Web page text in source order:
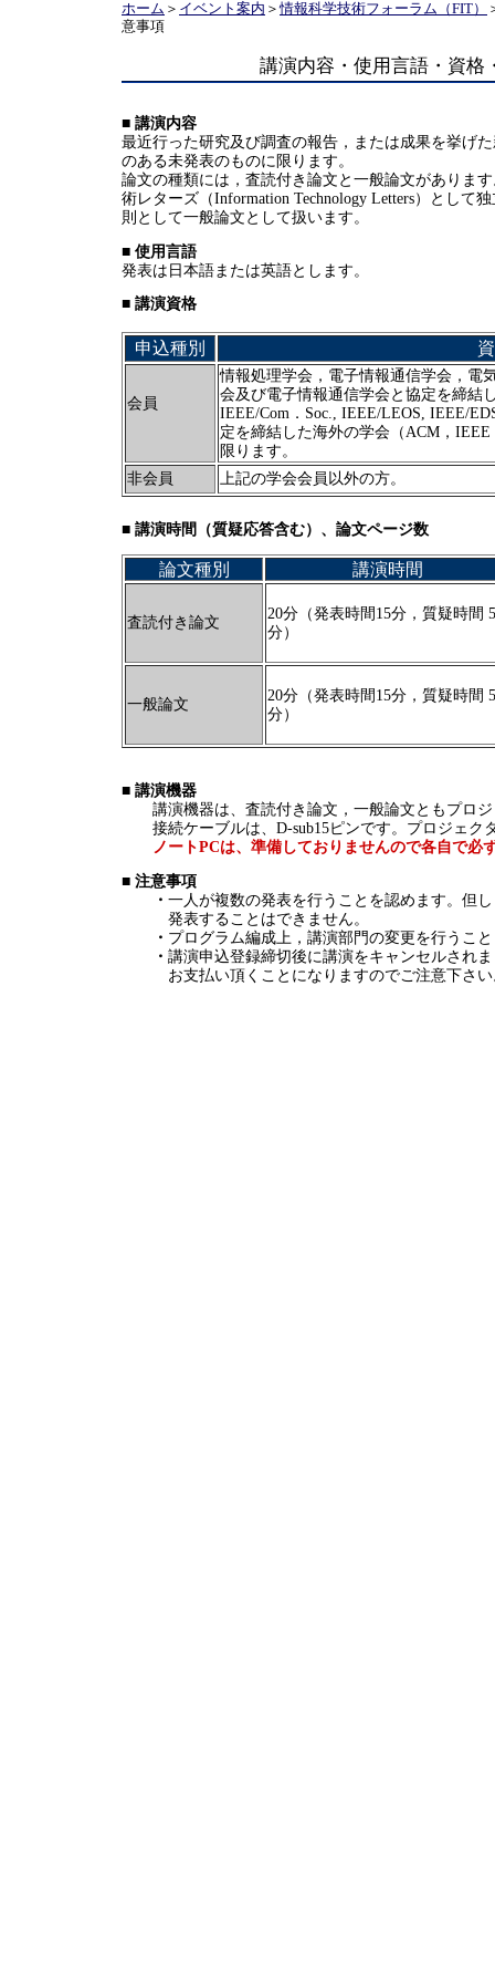
ホーム ＞ イベント案内 ＞情報科学技術フォーラム（FIT）
意事項
講演内容・使用言語・資格
■ 講演内容
最近行った研究及び調査の報告，または成果を挙げ
のある未発表のものに限ります。
論文の種類には，査読付き論文と一般論文がありま
術レターズ（Information Technology Letters）として
則として一般論文として扱います。
■ 使用言語
発表は日本語または英語とします。
■ 講演資格
申込種別
会員
情報処理学会，電子情報通信学会，電
会及び電子情報通信学会と協定を締結
IEEE/Com．Soc., IEEE/LEOS, IEEE/
定を締結した海外の学会（ACM，
限ります。
非会員
上記の学会会員以外の方。
■ 講演時間（質疑応答含む）、論文ページ数
論文種別 講演時間
査読付き論文
20分（発表時間15分，質疑時間 5
分）
一般論文
20分（発表時間15分，質疑時間 5
分）
■ 講演機器
講演機器は、査読付き論文，一般論文ともプロジ
接続ケーブルは、D-sub15ピンです。プロジェク
ノートPCは、準備しておりませんので各自で必
■ 注意事項
・ 一人が複数の発表を行うことを認めます。但
発表することはできません。
・ プログラム編成上，講演部門の変更を行うこ
・ 講演申込登録締切後に講演をキャンセルされ
お支払い頂くことになりますのでご注意下さい